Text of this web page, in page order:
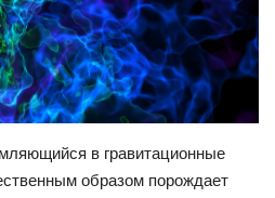
в гравитационные
образом порождает